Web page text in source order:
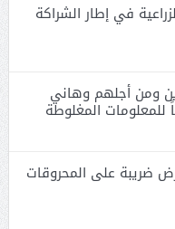
في إطار الشراكة
ومن أجلهم وهاني
المغلوطة
ضريبة على المحروقات